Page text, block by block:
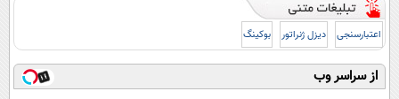
اعتبارسنجی دیزل ژنراتور بوکینگ
از سراسر وب